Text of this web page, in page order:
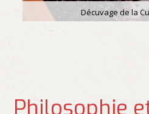
Décuvage de la
Philosophie